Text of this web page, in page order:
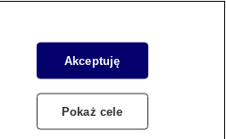
Akceptuję
Pokaż cele